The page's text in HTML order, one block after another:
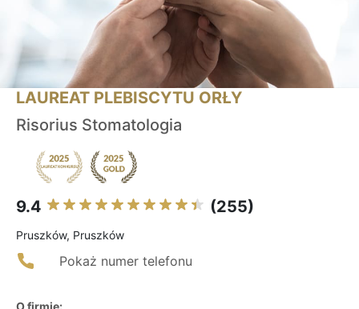
LAUREAT PLEBISCYTU ORŁY
Risorius Stomatologia
9.4 (255)
Pruszków, Pruszków
Pokaż numer telefonu
O firmie: